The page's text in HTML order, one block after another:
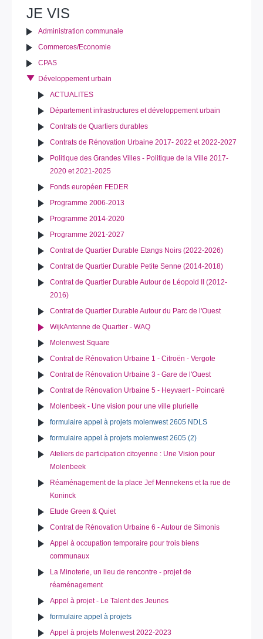
JE VIS
Administration communale
Commerces/Economie
CPAS
Développement urbain
ACTUALITES
Département infrastructures et développement urbain
Contrats de Quartiers durables
Contrats de Rénovation Urbaine 2017- 2022 et 2022-2027
Politique des Grandes Villes - Politique de la Ville 2017-
2020 et 2021-2025
Fonds européen FEDER
Programme 2006-2013
Programme 2014-2020
Programme 2021-2027
Contrat de Quartier Durable Etangs Noirs (2022-2026)
Contrat de Quartier Durable Petite Senne (2014-2018)
Contrat de Quartier Durable Autour de Léopold II (2012-
2016)
Contrat de Quartier Durable Autour du Parc de l'Ouest
WijkAntenne de Quartier - WAQ
Molenwest Square
Contrat de Rénovation Urbaine 1 - Citroën - Vergote
Contrat de Rénovation Urbaine 3 - Gare de l'Ouest
Contrat de Rénovation Urbaine 5 - Heyvaert - Poincaré
Molenbeek - Une vision pour une ville plurielle
formulaire appel à projets molenwest 2605 NDLS
formulaire appel à projets molenwest 2605 (2)
Ateliers de participation citoyenne : Une Vision pour
Molenbeek
Réaménagement de la place Jef Mennekens et la rue de
Koninck
Etude Green & Quiet
Contrat de Rénovation Urbaine 6 - Autour de Simonis
Appel à occupation temporaire pour trois biens
communaux
La Minoterie, un lieu de rencontre - projet de
réaménagement
Appel à projet - Le Talent des Jeunes
formulaire appel à projets
Appel à projets Molenwest 2022-2023